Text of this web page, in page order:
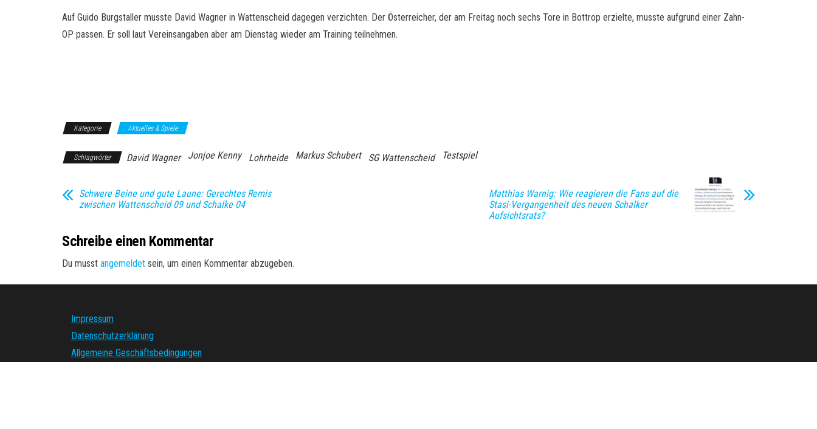
Auf Guido Burgstaller musste David Wagner in Wattenscheid dagegen verzichten. Der Österreicher, der am Freitag noch sechs Tore in Bottrop erzielte, musste aufgrund einer Zahn-
OP passen. Er soll laut Vereinsangaben aber am Dienstag wieder am Training teilnehmen.
Kategorie Aktuelles & Spiele
Schlagwörter David Wagner Jonjoe Kenny Lohrheide Markus Schubert SG Wattenscheid Testspiel
Schwere Beine und gute Laune: Gerechtes Remis
zwischen Wattenscheid 09 und Schalke 04
Matthias Warnig: Wie reagieren die Fans auf die
Stasi-Vergangenheit des neuen Schalker
Aufsichtsrats?
Schreibe einen Kommentar
Du musst angemeldet sein, um einen Kommentar abzugeben.
Impressum
Datenschutzerklärung
Allgemeine Geschäftsbedingungen